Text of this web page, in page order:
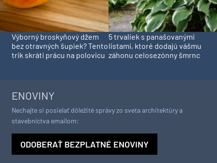
Výborný broskyňový džem
bez otravných šupiek? Tento
trik skráti prácu na polovicu
5 trvaliek s panašovanými
listami, ktoré dodajú vášmu
záhonu celosezónny šmrnc
ENOVINY
Nechajte si posielať dôležité správy zo sveta architektúry a
stavebníctva emailom:
ODOBERAŤ BEZPLATNÉ ENOVINY